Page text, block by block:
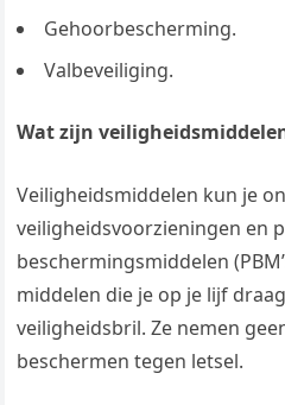
Gehoorbescherming.
Valbeveiliging.
Wat zijn
Veiligheidsmiddelen kun je
veiligheidsvoorzieningen en
beschermingsmiddelen
middelen die je op je lijf
veiligheidsbril. Ze nemen
beschermen tegen letsel.